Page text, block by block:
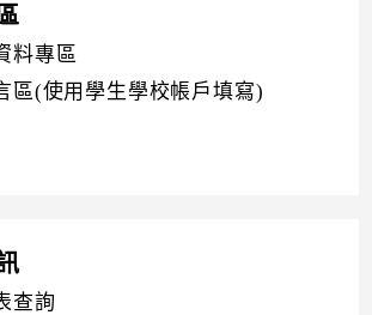
料專區
區(使用學生學校帳戶填寫)
查詢